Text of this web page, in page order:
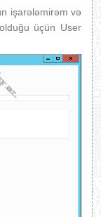
işarələmirəm və
üçün User